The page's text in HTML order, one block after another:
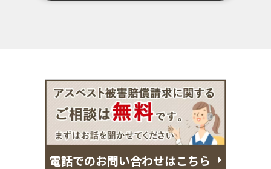
電話でのお問い合わせはこちら